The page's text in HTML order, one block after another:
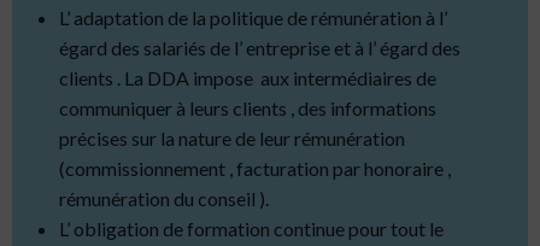
L’ adaptation de la politique de rémunération à l’
égard des salariés de l’ entreprise et à l’ égard des
clients . La DDA impose aux intermédiaires de
communiquer à leurs clients , des informations
précises sur la nature de leur rémunération
(commissionnement , facturation par honoraire ,
rémunération du conseil ).
L’ obligation de formation continue pour tout le